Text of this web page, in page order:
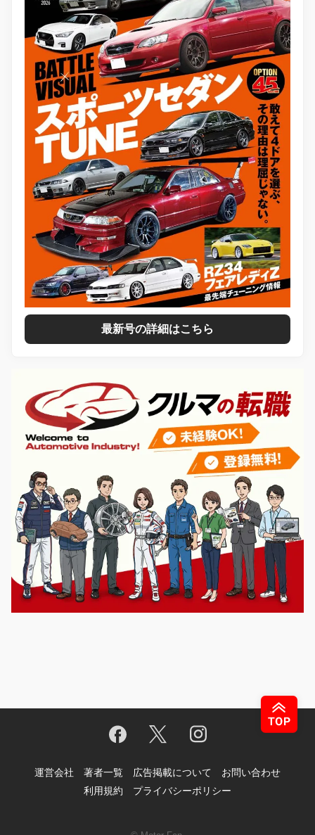
最新号の詳細はこちら
運営会社 著者一覧 広告掲載について
お問い合わせ
利用規約
プライバシーポリシー